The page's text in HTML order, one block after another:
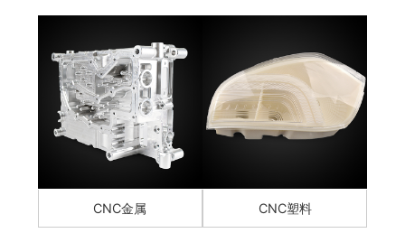
CNC金属 CNC塑料